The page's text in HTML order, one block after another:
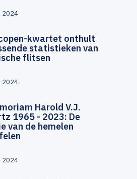
2024
kwartet onthult
statistieken van
flitsen
2024
Harold V.J.
1965 - 2023: De
van de hemelen
2024